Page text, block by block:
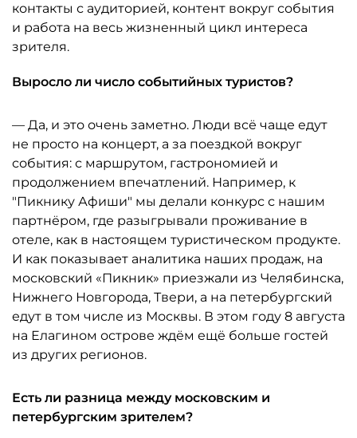
контакты с аудиторией, контент вокруг события
и работа на весь жизненный цикл интереса
зрителя.
Выросло ли число событийных туристов?
— Да, и это очень заметно. Люди всё чаще едут
не просто на концерт, а за поездкой вокруг
события: с маршрутом, гастрономией и
продолжением впечатлений. Например, к
"Пикнику Афиши" мы делали конкурс с нашим
партнёром, где разыгрывали проживание в
отеле, как в настоящем туристическом продукте.
И как показывает аналитика наших продаж, на
московский «Пикник» приезжали из Челябинска,
Нижнего Новгорода, Твери, а на петербургский
едут в том числе из Москвы. В этом году 8 августа
на Елагином острове ждём ещё больше гостей
из других регионов.
Есть ли разница между московским и
петербургским зрителем?